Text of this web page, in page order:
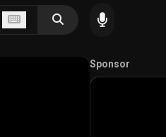
Sponsor